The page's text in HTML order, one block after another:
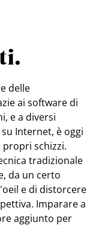
delle
ai software di
e a diversi
Internet, è oggi
schizzi.
tradizionale
da un certo
e di distorcere
Imparare a
aggiunto per